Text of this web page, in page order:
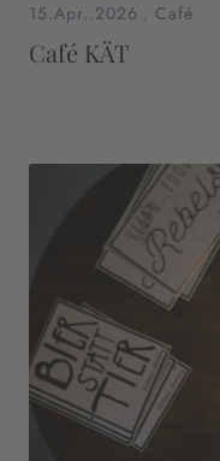
15.Apr..2026 . Café
Café KÄT